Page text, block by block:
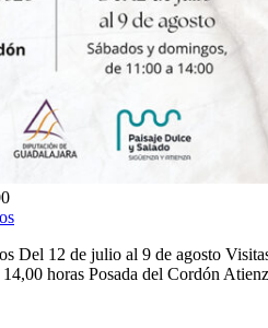
Del 12 de julio al 9 de agosto
horas Posada del Cordón